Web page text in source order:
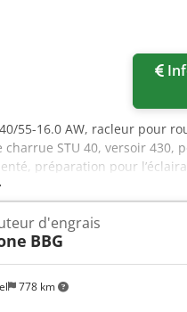
Information sur le
55-16.0 AW, racleur pour
STU 40, versoir 430,
préparation pour
778 km
d'engrais
BBG